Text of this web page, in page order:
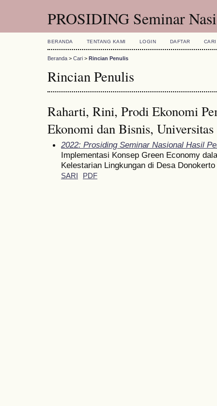
PROSIDING Seminar
BERANDA TENTANG KAMI LOGIN DAFTAR CARI
Beranda > Cari > Rincian Penulis
Rincian Penulis
Raharti, Rini, Prodi Ekonomi
Ekonomi dan Bisnis,
2022: Prosiding Seminar Nasional Hasil
Implementasi Konsep Green Economy
Kelestarian Lingkungan di Desa Donokerto
SARI PDF